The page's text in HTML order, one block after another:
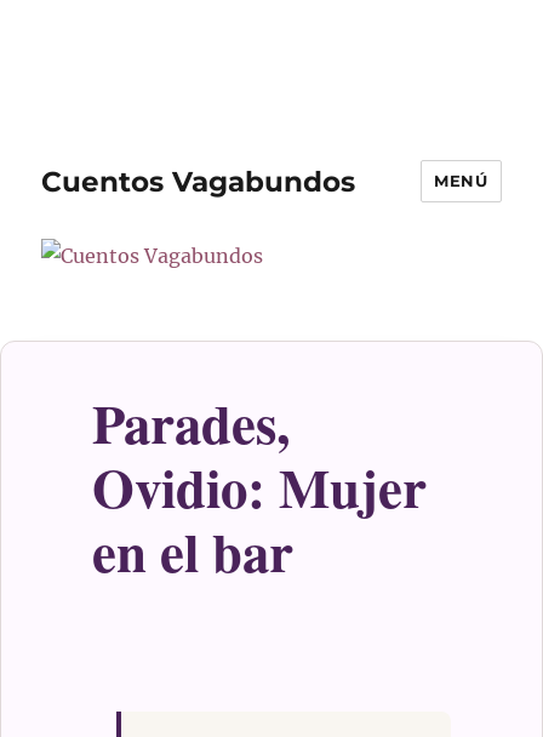
Cuentos Vagabundos MENÚ
Parades,
Ovidio: Mujer
en el bar